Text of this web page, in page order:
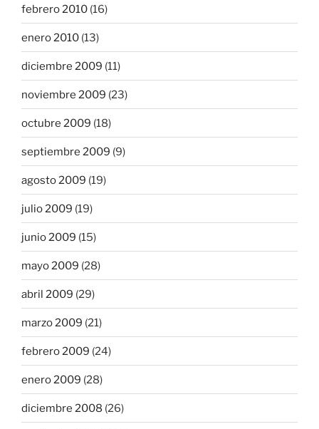
febrero 2010 (16)
enero 2010 (13)
diciembre 2009 (11)
noviembre 2009 (23)
octubre 2009 (18)
septiembre 2009 (9)
agosto 2009 (19)
julio 2009 (19)
junio 2009 (15)
mayo 2009 (28)
abril 2009 (29)
marzo 2009 (21)
febrero 2009 (24)
enero 2009 (28)
diciembre 2008 (26)